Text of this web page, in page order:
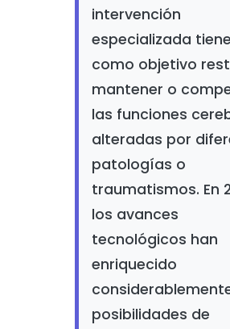
intervención
especializada tiene
como objetivo
mantener o
las funciones
alteradas por
patologías o
traumatismos. En
los avances
tecnológicos han
enriquecido
posibilidades de